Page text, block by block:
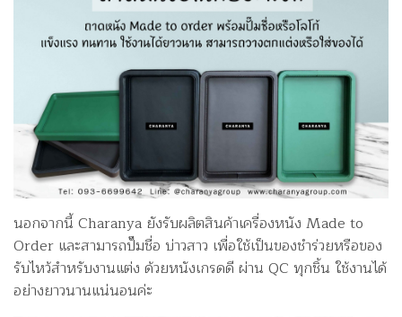
นอกจากนี้ Charanya ยังรับผลิตสินค้าเครื่องหนัง Made to
Order และสามารถปั๊มชื่อ บ่าวสาว เพื่อใช้เป็นของชำร่วยหรือของ
รับไหว้สำหรับงานแต่ง ด้วยหนังเกรดดี ผ่าน QC ทุกชิ้น ใช้งานได้
อย่างยาวนานแน่นอนค่ะ